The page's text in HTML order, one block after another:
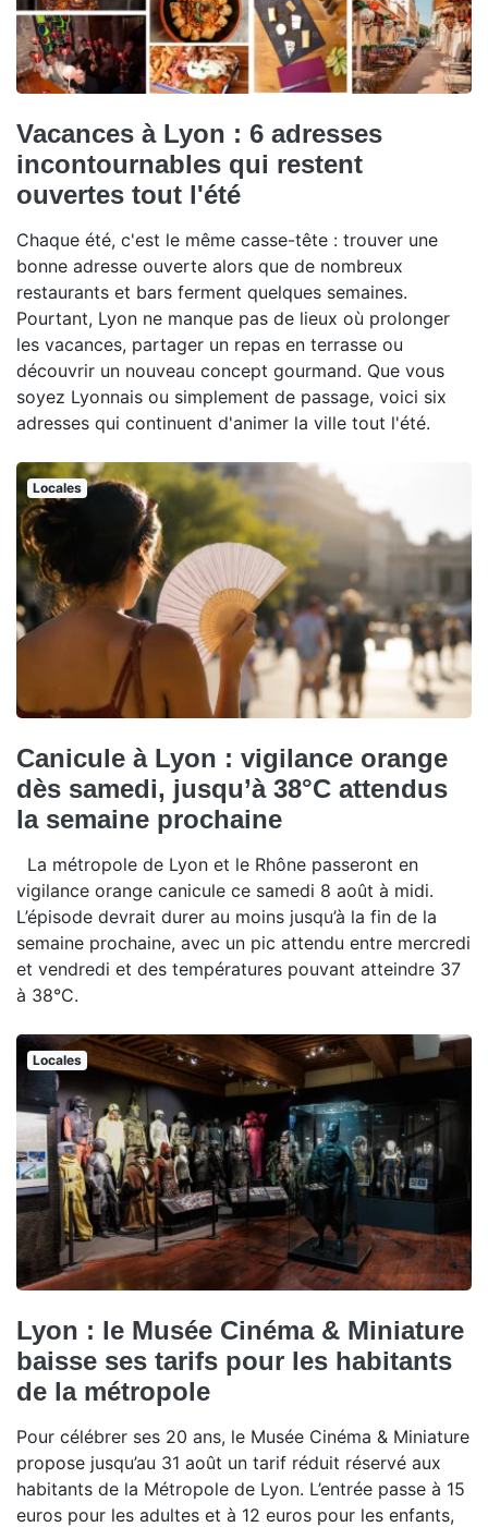
Vacances à Lyon : 6 adresses
incontournables qui restent
ouvertes tout l'été
Chaque été, c'est le même casse-tête : trouver une
bonne adresse ouverte alors que de nombreux
restaurants et bars ferment quelques semaines.
Pourtant, Lyon ne manque pas de lieux où prolonger
les vacances, partager un repas en terrasse ou
découvrir un nouveau concept gourmand. Que vous
soyez Lyonnais ou simplement de passage, voici six
adresses qui continuent d'animer la ville tout l'été.
Locales
Canicule à Lyon : vigilance orange
dès samedi, jusqu’à 38°C attendus
la semaine prochaine
La métropole de Lyon et le Rhône passeront en
vigilance orange canicule ce samedi 8 août à midi.
L’épisode devrait durer au moins jusqu’à la fin de la
semaine prochaine, avec un pic attendu entre mercredi
et vendredi et des températures pouvant atteindre 37
à 38°C.
Locales
Lyon : le Musée Cinéma & Miniature
baisse ses tarifs pour les habitants
de la métropole
Pour célébrer ses 20 ans, le Musée Cinéma & Miniature
propose jusqu’au 31 août un tarif réduit réservé aux
habitants de la Métropole de Lyon. L’entrée passe à 15
euros pour les adultes et à 12 euros pour les enfants,